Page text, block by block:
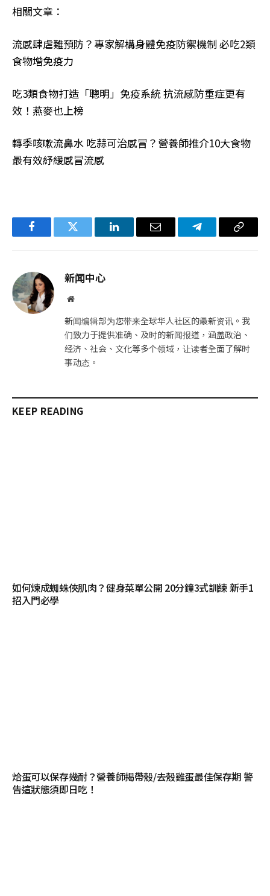
相關文章：
流感肆虐難預防？專家解構身體免疫防禦機制 必吃2類
食物增免疫力
吃3類食物打造「聰明」免疫系統 抗流感防重症更有
效！燕麥也上榜
轉季咳嗽流鼻水 吃蒜可治感冒？營養師推介10大食物
最有效紓緩感冒流感
FacebookTwitter LinkedIn电
Telegram复
新闻中心
网
新闻编辑部为您带来全球华人社区的最新资讯。我
们致力于提供准确、及时的新闻报道，涵盖政治、
经济、社会、文化等多个领域，让读者全面了解时
事动态。
KEEP READING
如何煉成蜘蛛俠肌肉？健身菜單公開 20分鐘3式訓練 新手1
招入門必學
烚蛋可以保存幾耐？營養師揭帶殼/去殼雞蛋最佳保存期 警
告這狀態須即日吃！